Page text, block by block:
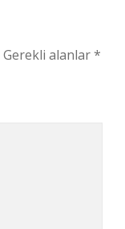
Gerekli alanlar*